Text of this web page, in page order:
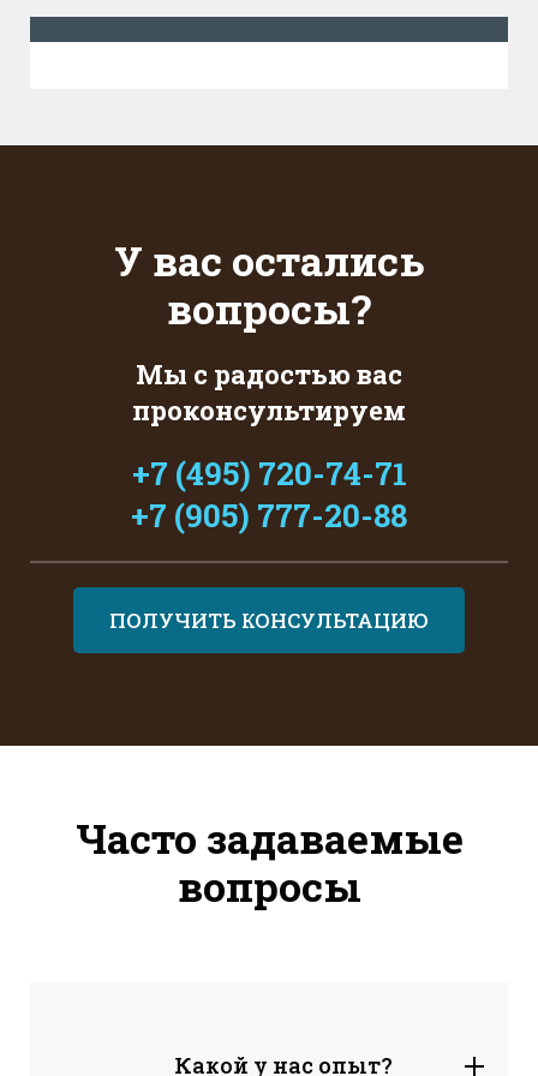
У вас остались
вопросы?
Мы с радостью вас
проконсультируем
+7 (495) 720-74-71
+7 (905) 777-20-88
ПОЛУЧИТЬ КОНСУЛЬТАЦИЮ
Часто задаваемые
вопросы
Какой у нас опыт?